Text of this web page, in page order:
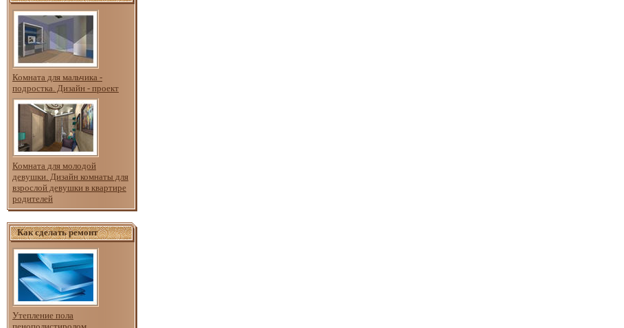
Комната для мальчика -
подростка. Дизайн - проект
Комната для молодой
девушки. Дизайн комнаты для
взрослой девушки в квартире
родителей
Как сделать ремонт
Утепление пола